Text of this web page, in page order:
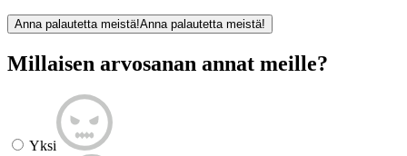
Anna palautetta meistä!Anna palautetta meistä!
Millaisen arvosanan annat meille?
Yksi